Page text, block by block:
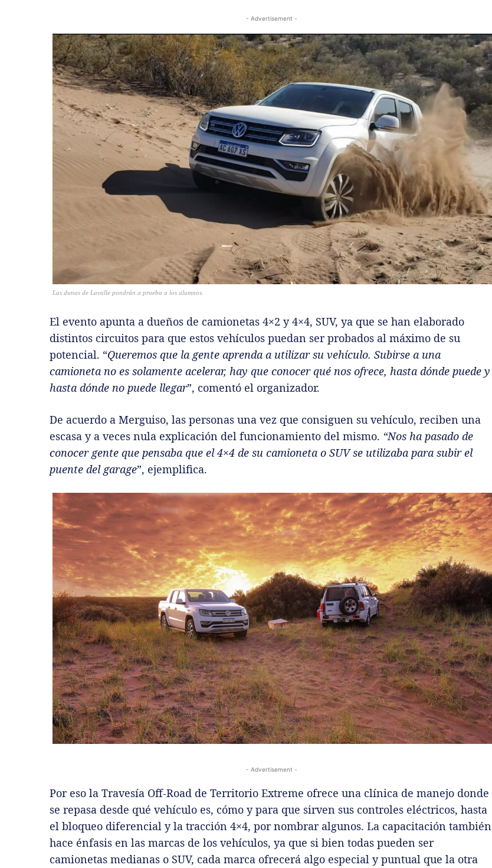
- Advertisement -
Las dunas de Lavalle pondrán a prueba a los alumnos.
El evento apunta a dueños de camionetas 4×2 y 4×4, SUV, ya que se han elaborado
distintos circuitos para que estos vehículos puedan ser probados al máximo de su
potencial. “Queremos que la gente aprenda a utilizar su vehículo. Subirse a una
camioneta no es solamente acelerar, hay que conocer qué nos ofrece, hasta dónde puede y
hasta dónde no puede llegar”, comentó el organizador.
De acuerdo a Merguiso, las personas una vez que consiguen su vehículo, reciben una
escasa y a veces nula explicación del funcionamiento del mismo. “Nos ha pasado de
conocer gente que pensaba que el 4×4 de su camioneta o SUV se utilizaba para subir el
puente del garage”, ejemplifica.
- Advertisement -
Por eso la Travesía Off-Road de Territorio Extreme ofrece una clínica de manejo donde
se repasa desde qué vehículo es, cómo y para que sirven sus controles eléctricos, hasta
el bloqueo diferencial y la tracción 4×4, por nombrar algunos. La capacitación también
hace énfasis en las marcas de los vehículos, ya que si bien todas pueden ser
camionetas medianas o SUV, cada marca ofrecerá algo especial y puntual que la otra